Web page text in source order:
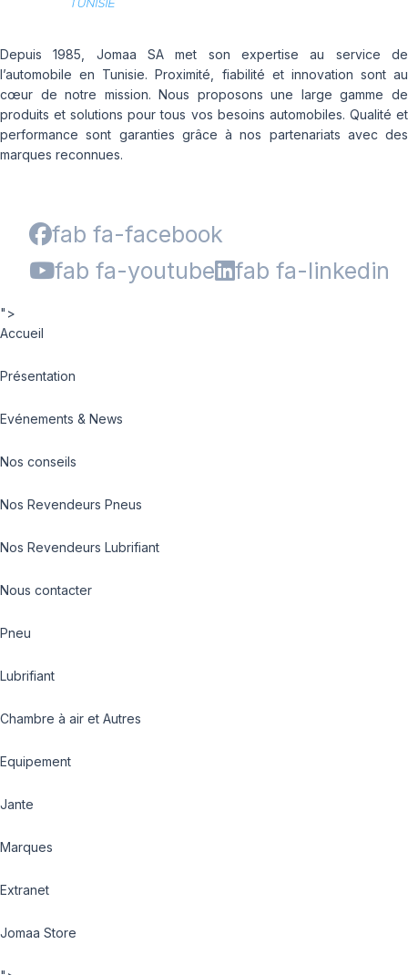
Depuis 1985, Jomaa SA met son expertise au service de
l’automobile en Tunisie. Proximité, fiabilité et innovation sont au
cœur de notre mission. Nous proposons une large gamme de
produits et solutions pour tous vos besoins automobiles. Qualité et
performance sont garanties grâce à nos partenariats avec des
marques reconnues.
fab fa-facebook
fab fa-youtube
fab fa-linkedin
">
Accueil
Présentation
Evénements & News
Nos conseils
Nos Revendeurs Pneus
Nos Revendeurs Lubrifiant
Nous contacter
Pneu
Lubrifiant
Chambre à air et Autres
Equipement
Jante
Marques
Extranet
Jomaa Store